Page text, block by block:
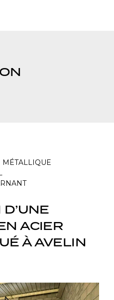
MÉTALLIQUE
ACIER
À AVELIN